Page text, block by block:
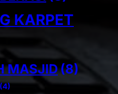
KARPET
MASJID(8)
(4)